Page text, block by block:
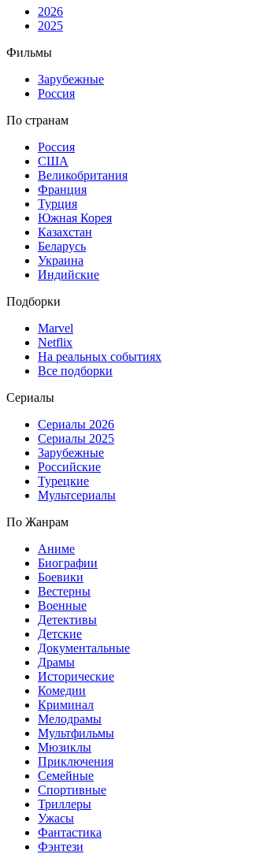
2026
2025
Фильмы
Зарубежные
Россия
По странам
Россия
США
Великобритания
Франция
Турция
Южная Корея
Казахстан
Беларусь
Украина
Индийские
Подборки
Marvel
Netflix
На реальных событиях
Все подборки
Сериалы
Сериалы 2026
Сериалы 2025
Зарубежные
Российские
Турецкие
Мультсериалы
По Жанрам
Аниме
Биографии
Боевики
Вестерны
Военные
Детективы
Детские
Документальные
Драмы
Исторические
Комедии
Криминал
Мелодрамы
Мультфильмы
Мюзиклы
Приключения
Семейные
Спортивные
Триллеры
Ужасы
Фантастика
Фэнтези